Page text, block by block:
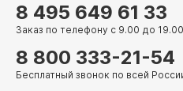
8 495 649 61 33
Заказ по телефону с 9.00 до 19.00
8 800 333-21-54
Бесплатный звонок по всей